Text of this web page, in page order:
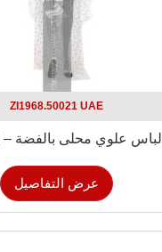
ZI1968.50021 UAE
لباس علوي محلى بالفضة –
عرض التفاصيل